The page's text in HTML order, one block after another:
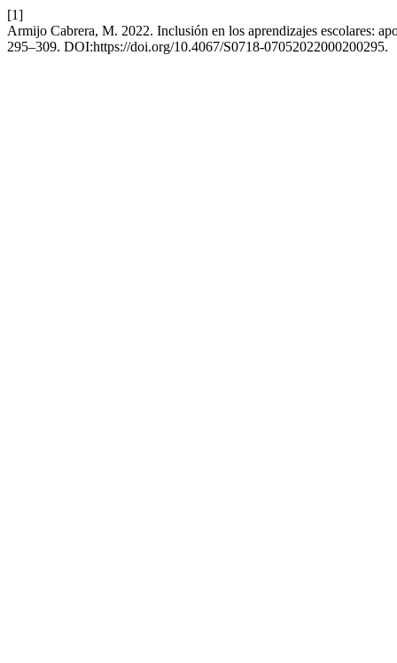
[1]
Armijo Cabrera, M. 2022. Inclusión en los aprendizajes escolares:
295–309. DOI:https://doi.org/10.4067/S0718-07052022000200295.